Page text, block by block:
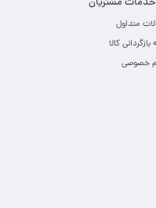
خدمات مشتریان
متداول
بازگردانی کالا
خصوصی